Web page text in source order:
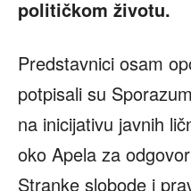
političkom životu.
Predstavnici osam
potpisali su
na inicijativu javnih
oko Apela za
Stranke slobode i